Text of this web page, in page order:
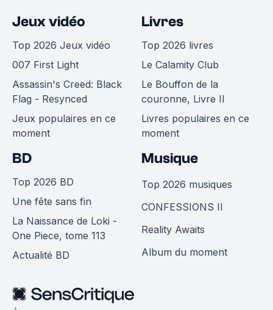
Jeux vidéo
Top 2026 Jeux vidéo
007 First Light
Assassin's Creed: Black
Flag - Resynced
Jeux populaires en ce
moment
Livres
Top 2026 livres
Le Calamity Club
Le Bouffon de la
couronne, Livre II
Livres populaires en ce
moment
BD
Top 2026 BD
Une fête sans fin
La Naissance de Loki -
One Piece, tome 113
Actualité BD
Musique
Top 2026 musiques
CONFESSIONS II
Reality Awaits
Album du moment